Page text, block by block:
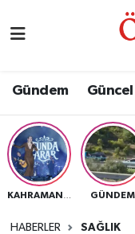
Gündem Güncel
GÜNDEM
HABERLER SAĞLIK
Eğitim
Ekonomi
Güncel
Nöbetçi
Namaz
Trafik Durumu
Süper Lig